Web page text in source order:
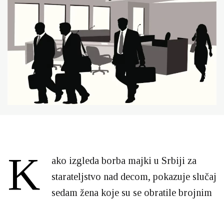
K
ako izgleda borba majki u Srbiji za
starateljstvo nad decom, pokazuje slučaj
sedam žena koje su se obratile brojnim